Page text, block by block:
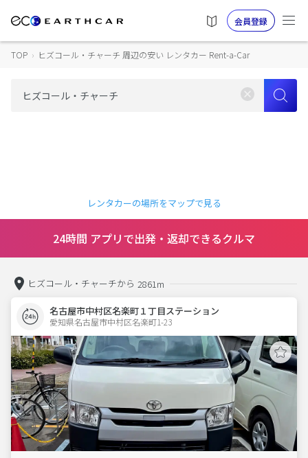
会員登録
TOP › ヒズコール・チャーチ 周辺の安い レンタカー Rent-a-Car
レンタカーの場所をマップで見る
24時間 アプリで出発・返却できるクルマ
ヒズコール・チャーチから 2861m
名古屋市中村区名楽町１丁目ステーション
愛知県名古屋市中村区名楽町1-23